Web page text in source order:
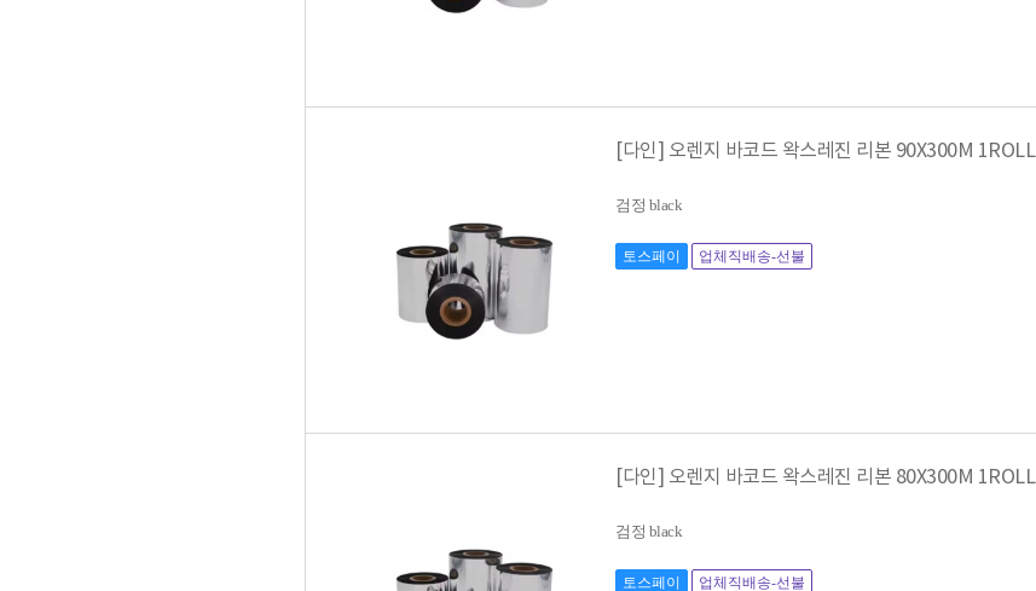
[다인] 오렌지 바코드 왁스레진 리본 90X300M 1ROLL
검정 black
토스페이 업체직배송-선불
[다인] 오렌지 바코드 왁스레진 리본 80X300M 1ROLL
검정 black
토스페이 업체직배송-선불